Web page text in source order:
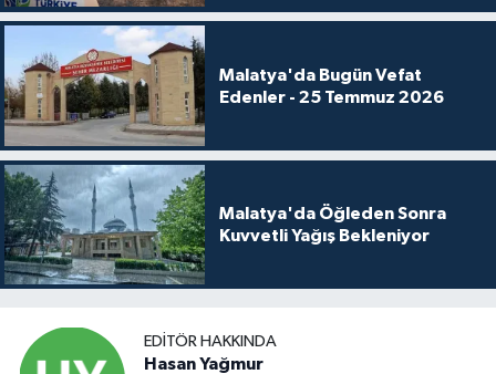
Malatya'da Bugün Vefat
Edenler - 25 Temmuz 2026
Malatya'da Öğleden Sonra
Kuvvetli Yağış Bekleniyor
EDITÖR HAKKINDA
Hasan Yağmur